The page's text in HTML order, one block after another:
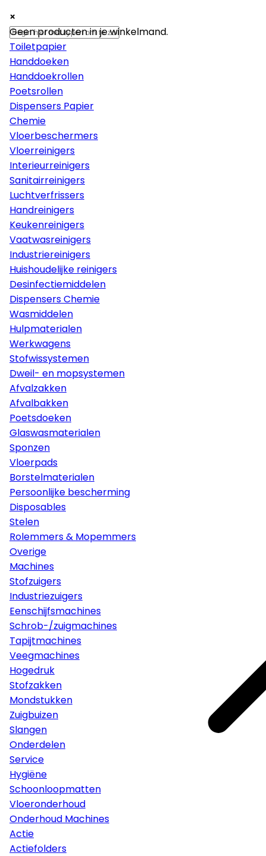
×
Papier
Toiletpapier
Handdoeken
Handdoekrollen
Poetsrollen
Dispensers Papier
Chemie
Vloerbeschermers
Vloerreinigers
Interieurreinigers
Sanitairreinigers
Luchtverfrissers
Handreinigers
Keukenreinigers
Vaatwasreinigers
Industriereinigers
Huishoudelijke reinigers
Desinfectiemiddelen
Dispensers Chemie
Wasmiddelen
Hulpmaterialen
Werkwagens
Stofwissystemen
Dweil- en mopsystemen
Afvalzakken
Afvalbakken
Poetsdoeken
Glaswasmaterialen
Sponzen
Vloerpads
Borstelmaterialen
Persoonlijke bescherming
Disposables
Stelen
Rolemmers & Mopemmers
Overige
Machines
Stofzuigers
Industriezuigers
Eenschijfsmachines
Schrob-/zuigmachines
Tapijtmachines
Veegmachines
Hogedruk
Stofzakken
Mondstukken
Zuigbuizen
Slangen
Onderdelen
Service
Hygiëne
Schoonloopmatten
Vloeronderhoud
Onderhoud Machines
Actie
Actiefolders
×
×
Geen producten in je winkelmand.